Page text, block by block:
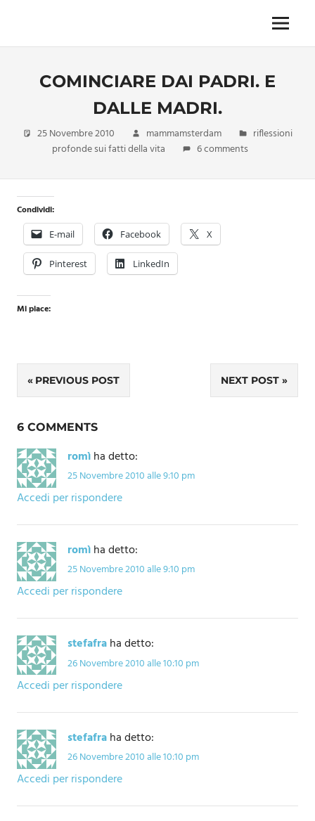
content
imprescindibile,
inevitabile
oggi
e
nuova
confezione
migliorata
Menu
COMINCIARE DAI PADRI. E
DALLE MADRI.
25 Novembre 2010 mammamsterdam
riflessioni
profonde sui fatti della vita
6 comments
Condividi:
E-mail Facebook X
Pinterest LinkedIn
Mi piace:
Navigazione
articoli
PREVIOUS POST NEXT POST
6 COMMENTS
romìha detto:
25 Novembre 2010 alle 9:10 pm
Accedi per rispondere
romìha detto:
25 Novembre 2010 alle 9:10 pm
Accedi per rispondere
stefafraha detto:
26 Novembre 2010 alle 10:10 pm
Accedi per rispondere
stefafraha detto:
26 Novembre 2010 alle 10:10 pm
Accedi per rispondere